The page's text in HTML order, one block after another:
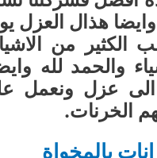
هذال العزل
الكثير من
والحمد لله
الى عزل
الخرنات.
بالمخواة